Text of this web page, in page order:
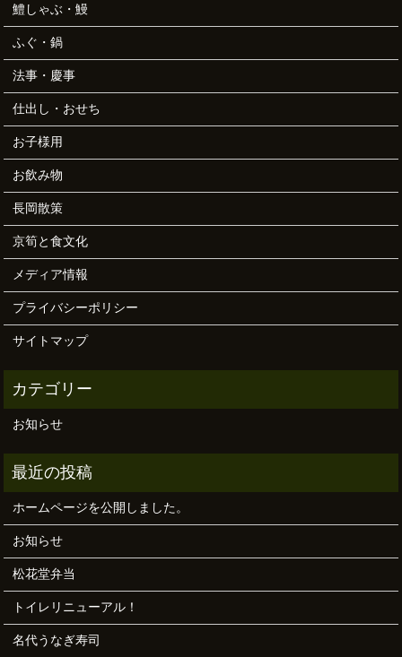
鱧しゃぶ・鰻
ふぐ・鍋
法事・慶事
仕出し・おせち
お子様用
お飲み物
長岡散策
京筍と食文化
メディア情報
プライバシーポリシー
サイトマップ
お知らせ
ホームページを公開しました。
お知らせ
松花堂弁当
トイレリニューアル！
名代うなぎ寿司